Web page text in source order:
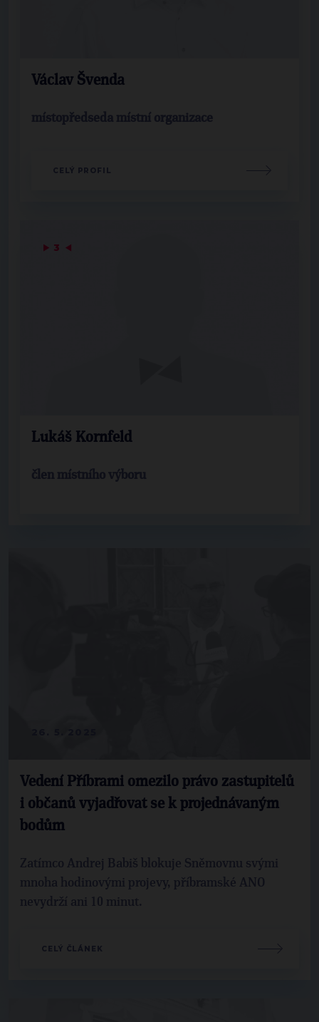
Václav Švenda
místopředseda místní organizace
CELÝ PROFIL
▶ 3 ◀
Lukáš Kornfeld
člen místního výboru
Vedení Příbrami omezilo právo zastupitelů
i občanů vyjadřovat se k projednávaným
bodům
Zatímco Andrej Babiš blokuje Sněmovnu svými
mnoha hodinovými projevy, příbramské ANO
nevydrží ani 10 minut.
CELÝ ČLÁNEK